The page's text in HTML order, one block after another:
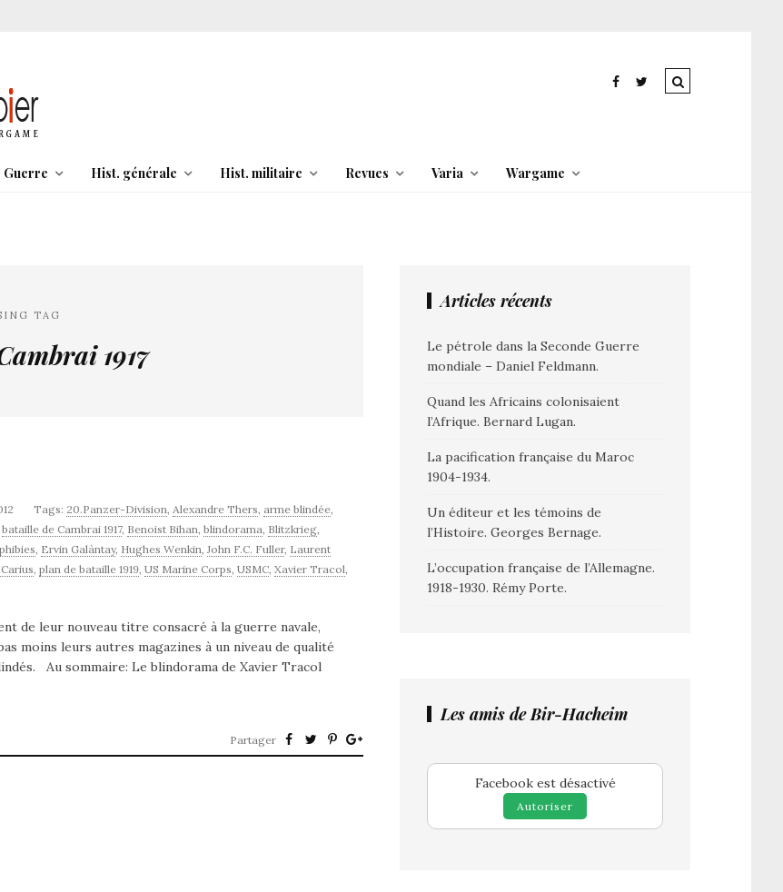
Guerre Hist. générale Hist. militaire Revues Varia Wargame
TAG
1917
Tags: 20.Panzer-Division, Alexandre Thers, arme blindée,
bataille de Cambrai 1917, Benoist Bihan, blindorama, Blitzkrieg,
, Ervin Galàntay, Hughes Wenkin,John F.C. Fuller, Laurent
, plan de bataille 1919, US Marine Corps, USMC, Xavier Tracol,
de leur nouveau titre consacré à la guerre navale,
moins leurs autres magazines à un niveau de qualité
Au sommaire: Le blindorama de Xavier Tracol
Partager
Articles récents
Le pétrole dans la Seconde Guerre
mondiale – Daniel Feldmann.
Quand les Africains colonisaient
l’Afrique. Bernard Lugan.
La pacification française du Maroc
1904-1934.
Un éditeur et les témoins de
l’Histoire. Georges Bernage.
L’occupation française de l’Allemagne.
1918-1930. Rémy Porte.
Les amis de Bir-Hacheim
Facebook est désactivé
Autoriser